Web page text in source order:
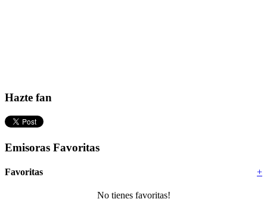
Hazte fan
Emisoras Favoritas
+
Favoritas
No tienes favoritas!